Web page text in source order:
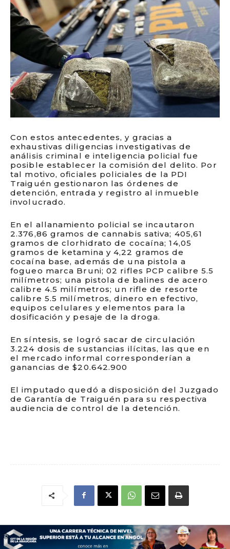
Con estos antecedentes, y gracias a
exhaustivas diligencias investigativas de
análisis criminal e inteligencia policial fue
posible establecer la comisión del delito. Por
tal motivo, oficiales policiales de la PDI
Traiguén gestionaron las órdenes de
detención, entrada y registro al inmueble
involucrado.
En el allanamiento policial se incautaron
2.376,86 gramos de cannabis sativa; 405,61
gramos de clorhidrato de cocaína; 14,05
gramos de ketamina y 4,22 gramos de
cocaína base, además de una pistola a
fogueo marca Bruni; 02 rifles PCP calibre 5.5
milímetros; una pistola de balines de acero
calibre 4.5 milímetros; un rifle de resorte
calibre 5.5 milímetros, dinero en efectivo,
equipos celulares y elementos para la
dosificación y pesaje de la droga.
En síntesis, se logró sacar de circulación
3.224 dosis de sustancias ilícitas, las que en
el mercado informal corresponderían a
ganancias de $20.642.900
El imputado quedó a disposición del Juzgado
de Garantía de Traiguén para su respectiva
audiencia de control de la detención.